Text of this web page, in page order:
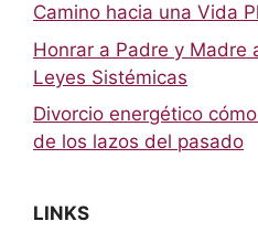
Camino hacia una Vida
Honrar a Padre y Madre
Leyes Sistémicas
Divorcio energético
de los lazos del pasado
LINKS